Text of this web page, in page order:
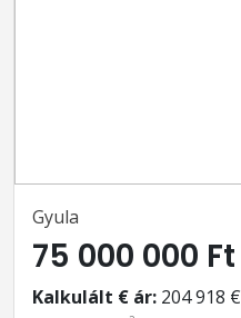
Gyula
75 000 000 Ft
Kalkulált € ár: 204 918 €